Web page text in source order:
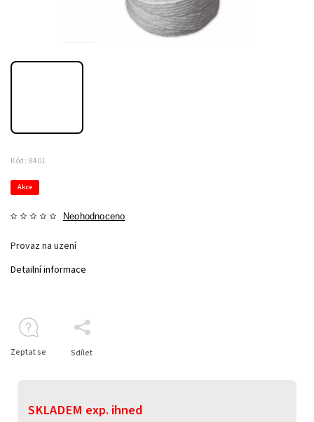
Kód: 8401
Akce
Neohodnoceno
SKLADEM exp. ihned
Provaz na uzení
Detailní informace
Zeptat se Sdílet